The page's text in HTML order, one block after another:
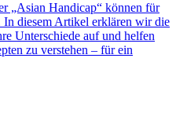
„Asian Handicap“ können für
diesem Artikel erklären wir die
Unterschiede auf und helfen
zu verstehen – für ein